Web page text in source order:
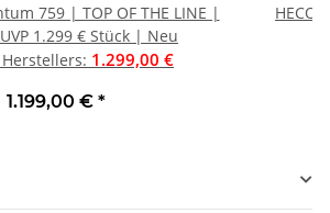
759 | TOP OF THE LINE |
1.299 € Stück | Neu
Herstellers: 1.299,00 €
1.199,00 € *
HECO Direkt